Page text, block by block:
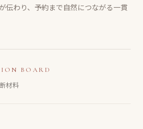
伝わり、予約まで自然につながる一貫
BOARD
材料